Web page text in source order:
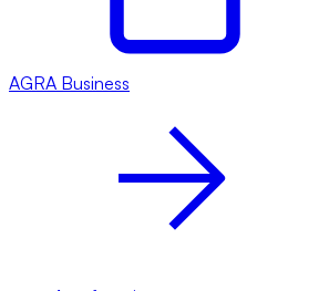
AGRA Business